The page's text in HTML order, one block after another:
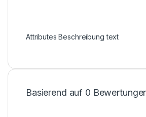
Attributes Beschreibung text
Basierend auf 0